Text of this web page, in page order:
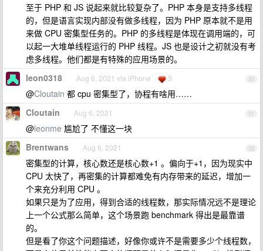
至于 PHP 和 JS 说起来就比较复杂了。PHP 本身是支持多线程
的，但是语言实现内部没有做多线程，因为 PHP 原本就不是用
来做 CPU 密集型任务的。PHP 的多线程是体现在调用端的，可
以起一大堆单线程运行的 PHP 线程。JS 也是设计之初就没有考
虑多线程。他们都是有特殊的应用场景的。
30
leon0318 Aug 6, 2021 via iPhone 3
@Cloutain 都 cpu 密集型了，协程有啥用……
31
Cloutain Aug 6, 2021
@leonme 尴尬了 不懂这一块
32
Brentwans Aug 6, 2021
密集型的计算，核心数还是核心数+1 。偏向于+1，因为现实中
CPU 太快了，再密集的计算都难免有内存带来的延迟，增加一
个来充分利用 CPU 。
如果只是为了应用，得到合适的线程数，那实际情况远不是理论
上一个公式那么简单，这个场景跑 benchmark 得出是最靠谱
的。
但是看了你这个问题描述，好像你或许不是需要多少个线程数，